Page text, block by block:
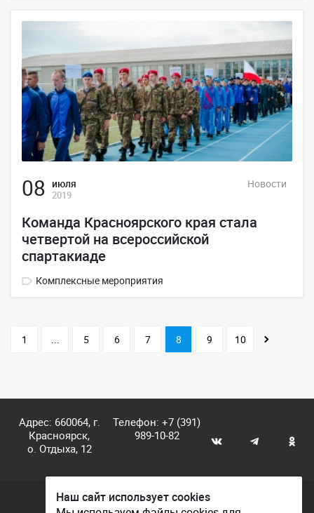
08 июля
2019
Новости
Команда Красноярского края стала
четвертой на всероссийской
спартакиаде
Комплексные мероприятия
1 ... 5 6 7 8 9 10
Адрес: 660064, г.
Красноярск,
о. Отдыха, 12
Телефон:+7 (391)
989-10-82
© КГАУ «Центр спортивной подготовки», 2026
Наш сайт использует cookies